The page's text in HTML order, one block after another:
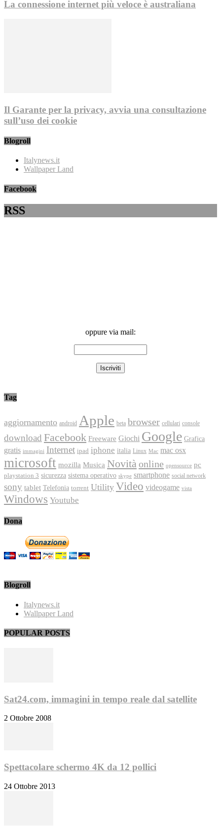
La connessione internet più veloce è australiana
Il Garante per la privacy, avvia una consultazione
sull’uso dei cookie
Blogroll
Italynews.it
Wallpaper Land
Facebook
RSS
oppure via mail:
Tag
aggiornamento android Apple beta browser cellulari console
download Facebook Freeware Giochi Google Grafica
gratis immagini Internet ipad iphone italia Linux Mac mac osx
microsoft mozilla Musica Novità online opensource pc
playstation 3 sicurezza sistema operativo skype smartphone social network
sony tablet Telefonia torrent Utility Video videogame vista
Windows Youtube
Dona
Blogroll
Italynews.it
Wallpaper Land
POPULAR POSTS
Sat24.com, immagini in tempo reale dal satellite
2 Ottobre 2008
Spettacolare schermo 4K da 12 pollici
24 Ottobre 2013